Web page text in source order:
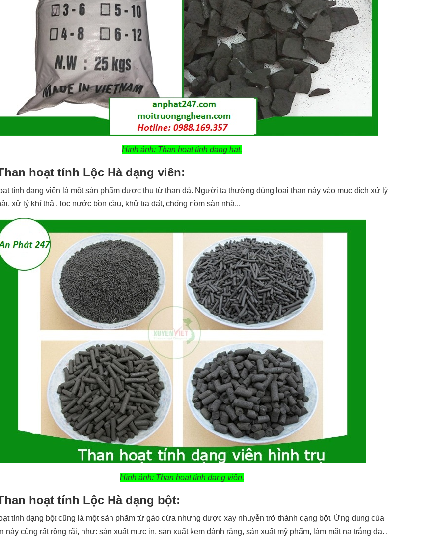
Hình ảnh: Than hoạt tính dạng hạt.
hoạt tính Lộc Hà dạng viên:
tính dạng viên là một sản phẩm được thu từ than đá. Người ta thường dùng loại than này vào mục đích xử lý
xử lý khí thải, lọc nước bồn cầu, khử tia đất, chống nồm sàn nhà...
Hình ảnh: Than hoạt tính dạng viên.
hoạt tính Lộc Hà dạng bột:
tính dạng bột cũng là một sản phẩm từ gáo dừa nhưng được xay nhuyễn trở thành dạng bột. Ứng dụng của
này cũng rất rộng rãi, như: sản xuất mực in, sản xuất kem đánh răng, sản xuất mỹ phẩm, làm mặt nạ trắng da...